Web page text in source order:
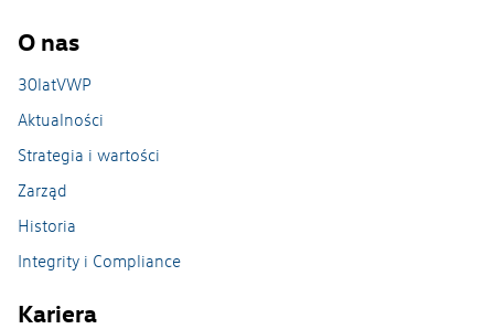
Produkcja odlewów
e-Sklep
O nas
30latVWP
Aktualności
Strategia i wartości
Zarząd
Historia
Integrity i Compliance
Kariera